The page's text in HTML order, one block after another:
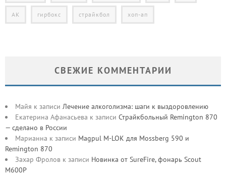
АК гирбокс страйкбол хоп-ап
СВЕЖИЕ КОММЕНТАРИИ
Майя к записи Лечение алкоголизма: шаги к выздоровлению
Екатерина Афанасьева к записи Страйкбольный Remington 870
— сделано в России
Марианна к записи Magpul M-LOK для Mossberg 590 и
Remington 870
Захар Фролов к записи Новинка от SureFire, фонарь Scout
M600P